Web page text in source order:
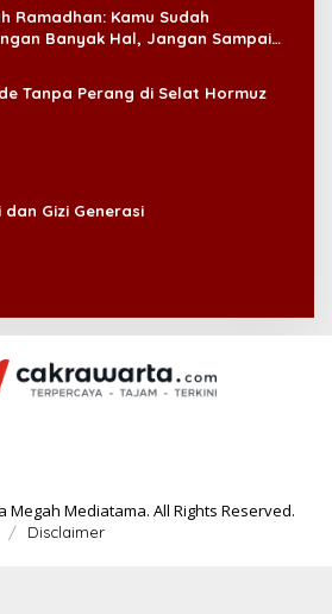
Ramadhan: Kamu Sudah
Banyak Hal, Jangan Sampai
Tanpa Perang di Selat Hormuz
dan Gizi Generasi
Megah Mediatama. All Rights Reserved.
Disclaimer